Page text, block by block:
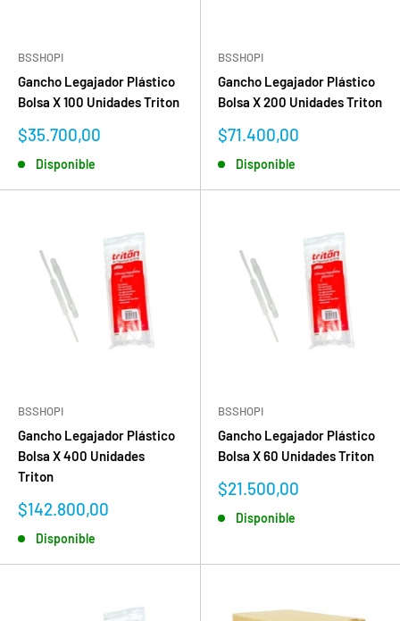
BSSHOPI
Gancho Legajador Plástico
Bolsa X 100 Unidades Triton
Precio
venta
$35.700,00
Disponible
BSSHOPI
Gancho Legajador Plástico
Bolsa X 200 Unidades Triton
Precio
venta
$71.400,00
Disponible
BSSHOPI
Gancho Legajador Plástico
Bolsa X 400 Unidades
Triton
Precio
venta
$142.800,00
Disponible
BSSHOPI
Gancho Legajador Plástico
Bolsa X 60 Unidades Triton
Precio
venta
$21.500,00
Disponible